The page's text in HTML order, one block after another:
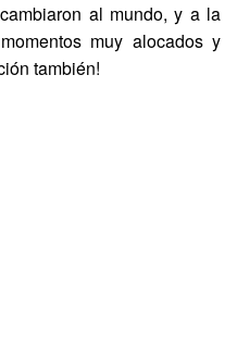
al mundo, y a la
muy alocados y
también!